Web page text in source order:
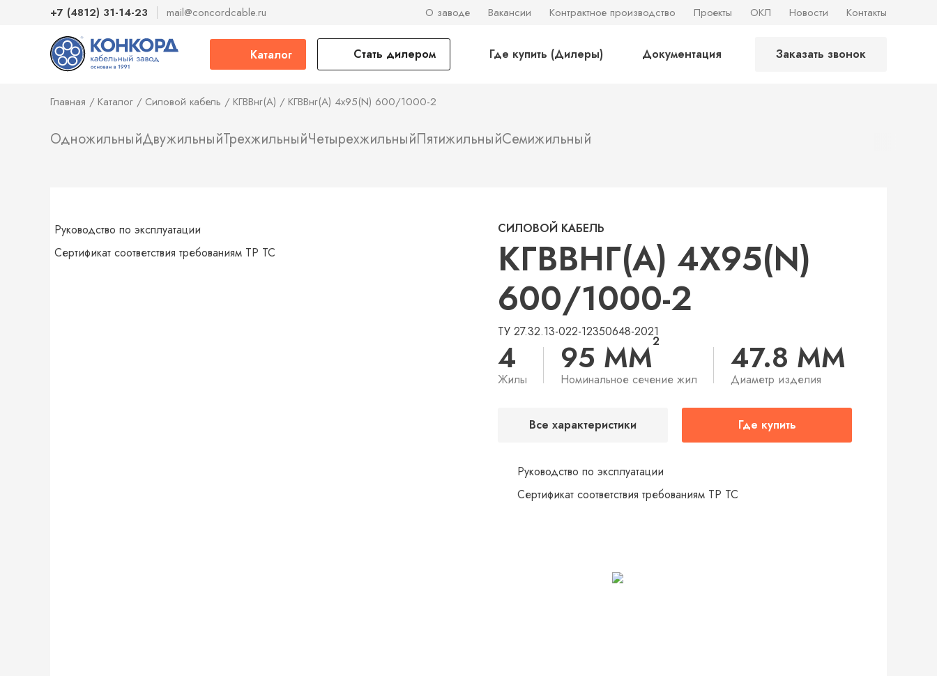
+7 (4812) 31-14-23 mail@concordcable.ru О заводе Вакансии Контрактное производство Проекты ОКЛ Новости Контакты
Каталог Стать дилером Где купить (Дилеры) Документация Заказать звонок
Главная Каталог Силовой кабель КГВВнг(А) КГВВнг(А) 4x95(N) 600/1000-2
ОдножильныйДвужильныйТрехжильныйЧетырехжильныйПятижильныйСемижильный
СИЛОВОЙ КАБЕЛЬ
КГВВНГ(А) 4X95(N)
600/1000-2
ТУ 27.32.13-022-12350648-2021
Руководство по эксплуатации
Сертификат соответствия требованиям ТР ТС
4
Жилы
95 ММ2
Номинальное сечение жил
47.8 ММ
Диаметр изделия
Все характеристики Где купить
Руководство по эксплуатации
Сертификат соответствия требованиям ТР ТС